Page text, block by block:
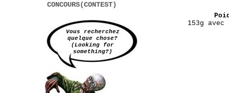
153g
Vous recherchez
quelque chose?
(Looking for
something?)
CONCOURS(CONTEST)